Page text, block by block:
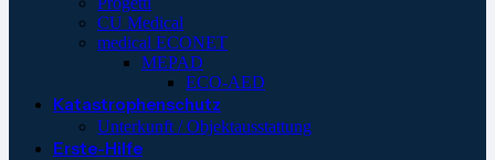
CU Medical
medical ECONET
MEPAD
ECO-AED
Katastrophenschutz
Unterkunft / Objektausstattung
Erste-Hilfe